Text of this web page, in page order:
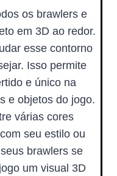
os brawlers e
em 3D ao redor.
esse contorno
Isso permite
e único na
e objetos do jogo.
várias cores
seu estilo ou
brawlers se
um visual 3D